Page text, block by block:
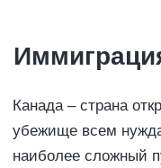
Канада – страна
убежище всем
наиболее сложный